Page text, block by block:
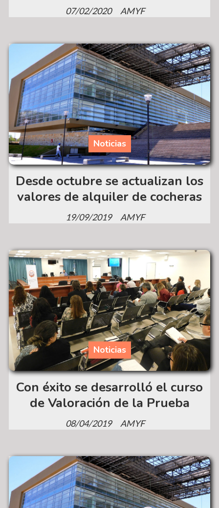
AMYF
07/02/2020
Desde octubre se actualizan los
valores de alquiler de cocheras
AMYF
Noticias
19/09/2019
Con éxito se desarrolló el curso
de Valoración de la Prueba
AMYF
Noticias
08/04/2019